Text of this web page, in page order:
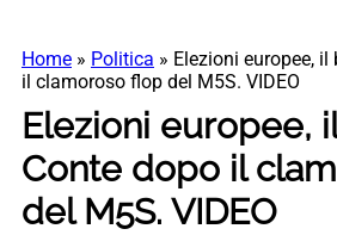
Home » Politica » Elezioni europee,
il clamoroso flop del M5S. VIDEO
Elezioni europee,
Conte dopo il
del M5S. VIDEO